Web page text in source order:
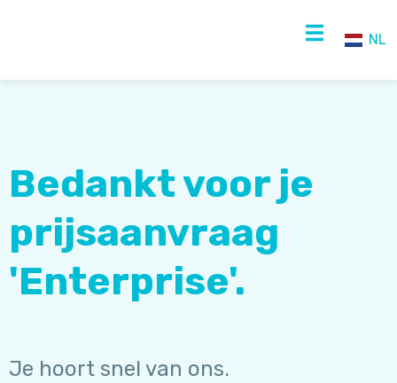
NL
Bedankt voor je
prijsaanvraag
'Enterprise'.
Je hoort snel van ons.